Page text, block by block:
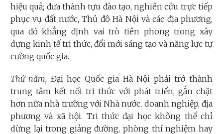
hiệu quả; đưa thành tựu đào tạo, nghiên cứu trực tiếp
phục vụ đất nước, Thủ đô Hà Nội và các địa phương,
qua đó khẳng định vai trò tiên phong trong xây
dựng kinh tế tri thức, đổi mới sáng tạo và năng lực tự
cường quốc gia.
Thứ năm, Đại học Quốc gia Hà Nội phải trở thành
trung tâm kết nối tri thức với phát triển, gắn chặt
hơn nữa nhà trường với Nhà nước, doanh nghiệp, địa
phương và xã hội. Tri thức đại học không thể chỉ
dừng lại trong giảng đường, phòng thí nghiệm hay